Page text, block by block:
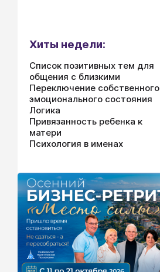
Хиты недели:
Список позитивных тем для
общения с близкими
Переключение собственного
эмоционального состояния
Логика
Привязанность ребенка к
матери
Психология в именах